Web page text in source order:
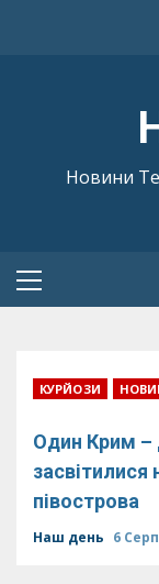
Новини
Primary
КУРЙОЗИ
Один Крим –
засвітилися
півострова
Наш день 6